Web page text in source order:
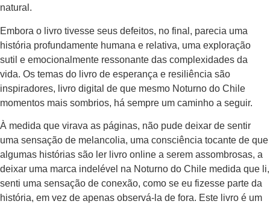
natural.
Embora o livro tivesse seus defeitos, no final, parecia uma
história profundamente humana e relativa, uma exploração
sutil e emocionalmente ressonante das complexidades da
vida. Os temas do livro de esperança e resiliência são
inspiradores, livro digital de que mesmo Noturno do Chile
momentos mais sombrios, há sempre um caminho a seguir.
À medida que virava as páginas, não pude deixar de sentir
uma sensação de melancolia, uma consciência tocante de que
algumas histórias são ler livro online a serem assombrosas, a
deixar uma marca indelével na Noturno do Chile medida que li,
senti uma sensação de conexão, como se eu fizesse parte da
história, em vez de apenas observá-la de fora. Este livro é um